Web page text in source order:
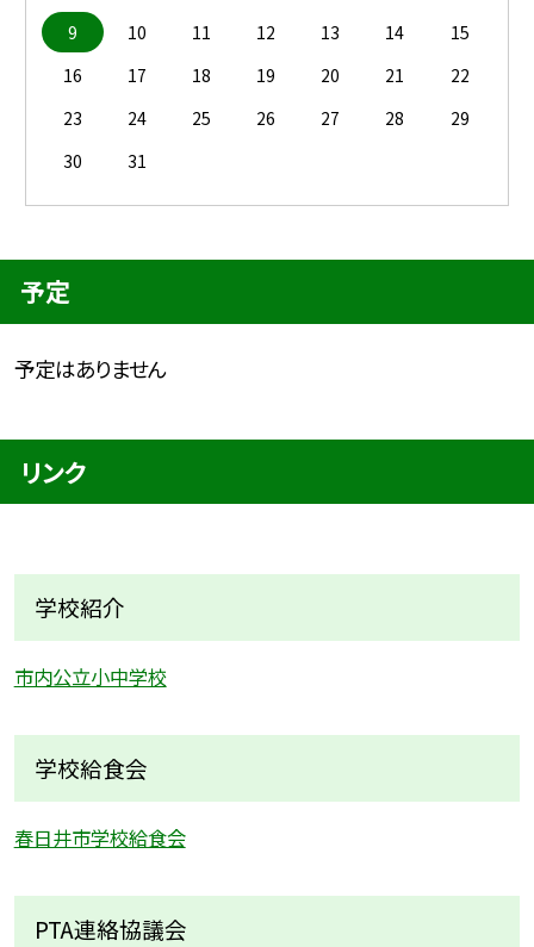
9
10 11 12 13 14
15
16
17 18 19 20 21
22
23
24 25 26 27 28
29
30
31
予定
予定はありません
リンク
学校紹介
市内公立小中学校
学校給食会
春日井市学校給食会
PTA連絡協議会